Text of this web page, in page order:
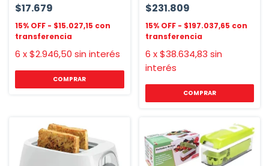
$17.679
$15.027,15
6 x$2.946,50 sin interés
$231.809
$197.037,65
6 x$38.634,83 sin
interés
COMPRAR